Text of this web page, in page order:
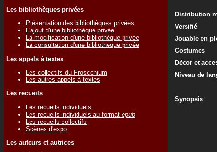
Les bibliothèques privées
Présentation des bibliothèques privées
L'ajout d'une bibliothèque privée
La modification d'une bibliothèque privée
La consultation d'une bibliothèque privée
Les appels à textes
Les collectifs du Proscenium
Les autres appels à textes
Les recueils
Les recueils individuels
Les recueils individuels au format epub
Les recueils collectifs
Scènes d'expo
Les auteurs et autrices
Distribution
Versifié
Jouable en
Costumes
Décor et
Niveau de
Synopsis